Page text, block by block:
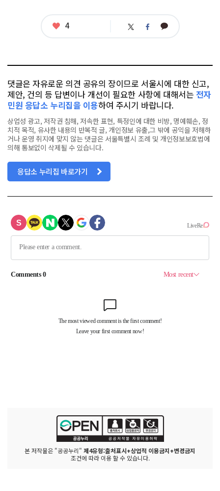
좋
4 트 페 카
댓글은 자유로운 의견 공유의 장이므로 서울시에 대한 신고,
제안, 건의 등 답변이나 개선이 필요한 사항에 대해서는 전자
민원 응답소 누리집을 이용하여 주시기 바랍니다.
상업성 광고, 저작권 침해, 저속한 표현, 특정인에 대한 비방, 명예훼손, 정
치적 목적, 유사한 내용의 반복적 글, 개인정보 유출,그 밖에 공익을 저해하
거나 운영 취지에 맞지 않는 댓글은 서울특별시 조례 및 개인정보보호법에
의해 통보없이 삭제될 수 있습니다.
응답소 누리집 바로가기
본 저작물은 "공공누리" 제4유형:출처표시+상업적 이용금지+변경금지
조건에 따라 이용 할 수 있습니다.